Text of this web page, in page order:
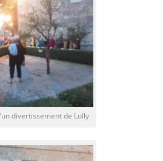
divertissement de Lully